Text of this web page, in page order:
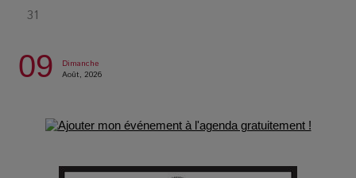
des silences
de survie
Comment Prendre Soin de sa Santé quand on Roule toute la
31
09
Dimanche
Août, 2026